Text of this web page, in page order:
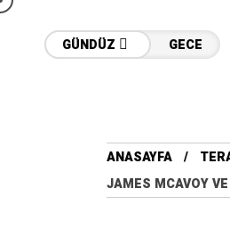
GÜNDÜZ GECE
ANASAYFA
JAMES MCAVOY